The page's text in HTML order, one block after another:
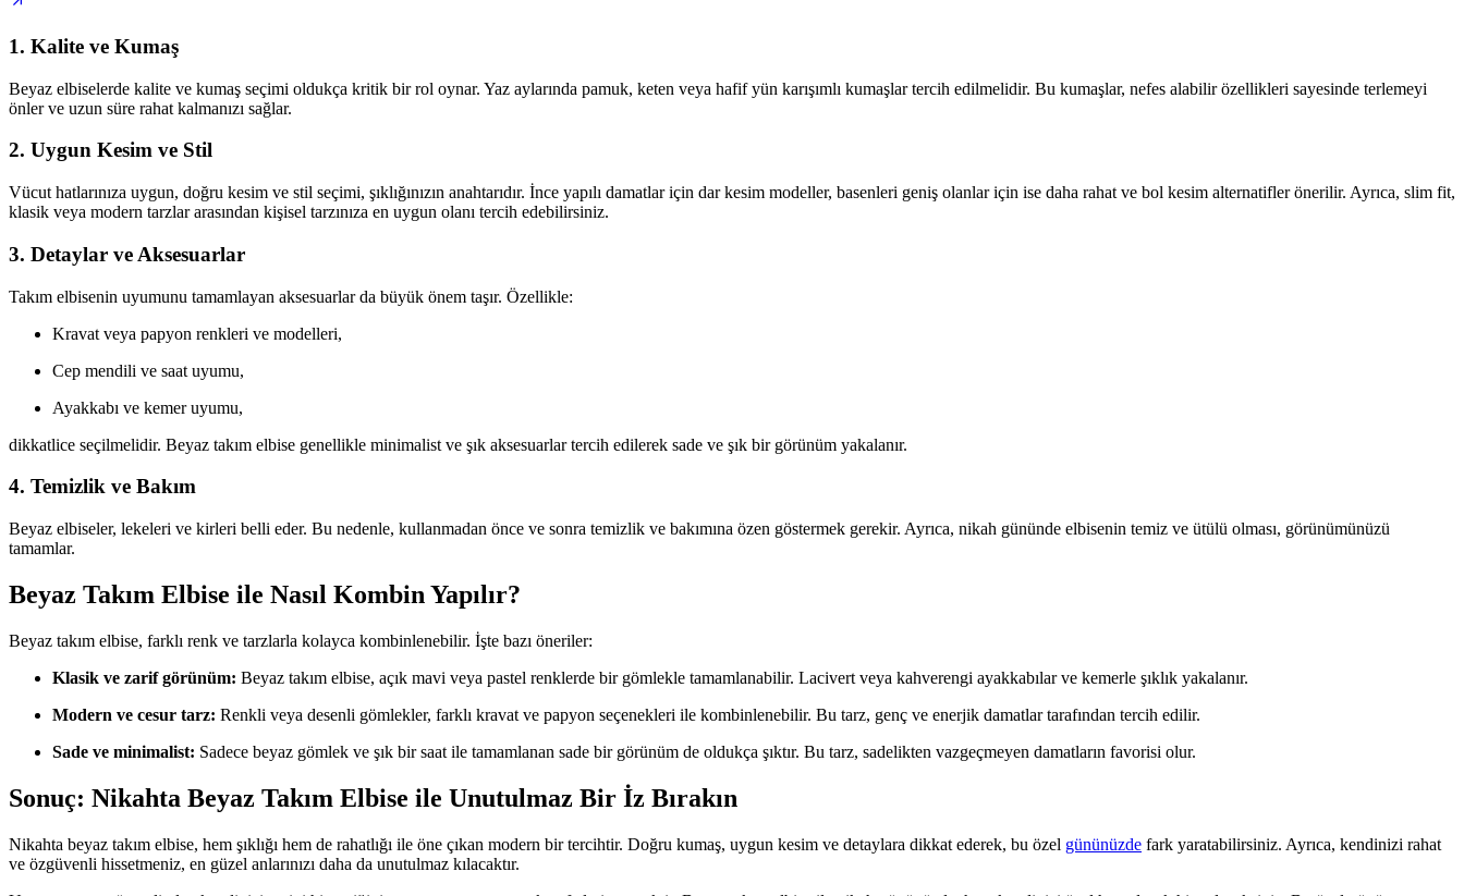
1. Kalite ve Kumaş
Beyaz elbiselerde kalite ve kumaş seçimi oldukça kritik bir rol oynar. Yaz aylarında pamuk, keten veya hafif yün karışımlı kumaşlar tercih edilmelidir. Bu kumaşlar, nefes alabilir özellikleri sayesinde terlemeyi
önler ve uzun süre rahat kalmanızı sağlar.
2. Uygun Kesim ve Stil
Vücut hatlarınıza uygun, doğru kesim ve stil seçimi, şıklığınızın anahtarıdır. İnce yapılı damatlar için dar kesim modeller, basenleri geniş olanlar için ise daha rahat ve bol kesim alternatifler önerilir. Ayrıca, slim fit,
klasik veya modern tarzlar arasından kişisel tarzınıza en uygun olanı tercih edebilirsiniz.
3. Detaylar ve Aksesuarlar
Takım elbisenin uyumunu tamamlayan aksesuarlar da büyük önem taşır. Özellikle:
Kravat veya papyon renkleri ve modelleri,
Cep mendili ve saat uyumu,
Ayakkabı ve kemer uyumu,
dikkatlice seçilmelidir. Beyaz takım elbise genellikle minimalist ve şık aksesuarlar tercih edilerek sade ve şık bir görünüm yakalanır.
4. Temizlik ve Bakım
Beyaz elbiseler, lekeleri ve kirleri belli eder. Bu nedenle, kullanmadan önce ve sonra temizlik ve bakımına özen göstermek gerekir. Ayrıca, nikah gününde elbisenin temiz ve ütülü olması, görünümünüzü
tamamlar.
Beyaz Takım Elbise ile Nasıl Kombin Yapılır?
Beyaz takım elbise, farklı renk ve tarzlarla kolayca kombinlenebilir. İşte bazı öneriler:
Klasik ve zarif görünüm: Beyaz takım elbise, açık mavi veya pastel renklerde bir gömlekle tamamlanabilir. Lacivert veya kahverengi ayakkabılar ve kemerle şıklık yakalanır.
Modern ve cesur tarz: Renkli veya desenli gömlekler, farklı kravat ve papyon seçenekleri ile kombinlenebilir. Bu tarz, genç ve enerjik damatlar tarafından tercih edilir.
Sade ve minimalist: Sadece beyaz gömlek ve şık bir saat ile tamamlanan sade bir görünüm de oldukça şıktır. Bu tarz, sadelikten vazgeçmeyen damatların favorisi olur.
Sonuç: Nikahta Beyaz Takım Elbise ile Unutulmaz Bir İz Bırakın
Nikahta beyaz takım elbise, hem şıklığı hem de rahatlığı ile öne çıkan modern bir tercihtir. Doğru kumaş, uygun kesim ve detaylara dikkat ederek, bu özel gününüzde fark yaratabilirsiniz. Ayrıca, kendinizi rahat
ve özgüvenli hissetmeniz, en güzel anlarınızı daha da unutulmaz kılacaktır.